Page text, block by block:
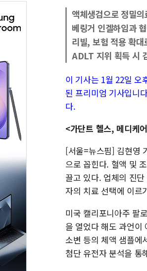
액체생검으로 정밀
베링거 인겔하임과
리빌, 보험 적용 확
ADLT 지위 획득 시
이 기사는 1월 22일
된 프리미엄 기사입니
다.
<가단트 헬스, 메디케
[서울=뉴스핌] 김현영
으로 꼽힌다. 혈액 및
끌고 있다. 업체의 진
자의 치료 선택에 이르
미국 캘리포니아주 팔
을 열었다 해도 과언이
소변 등의 체액 샘플에
첨단 유전자 분석을 통